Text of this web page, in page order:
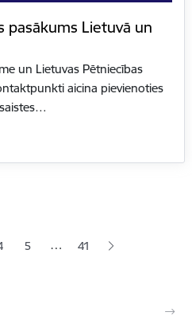
pasākums Lietuvā un
un Lietuvas Pētniecības
aicina pievienoties
Lapa
5 … 41